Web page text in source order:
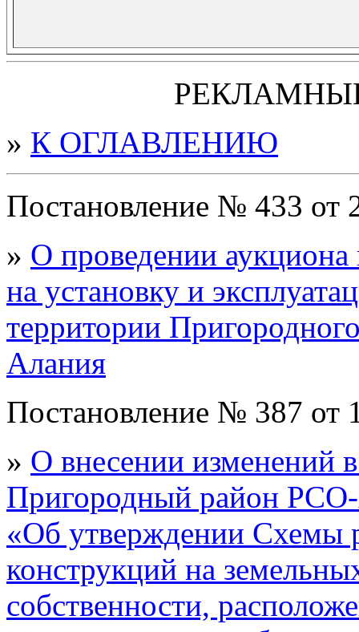
» К ОГЛАВЛЕНИЮ
Постановление № 433 от
» О проведении аукциона
на установку и
территории
Алания
Постановление № 387 от
» О внесении
Пригородный район
«Об утверждении Схемы
конструкций на
собственности,